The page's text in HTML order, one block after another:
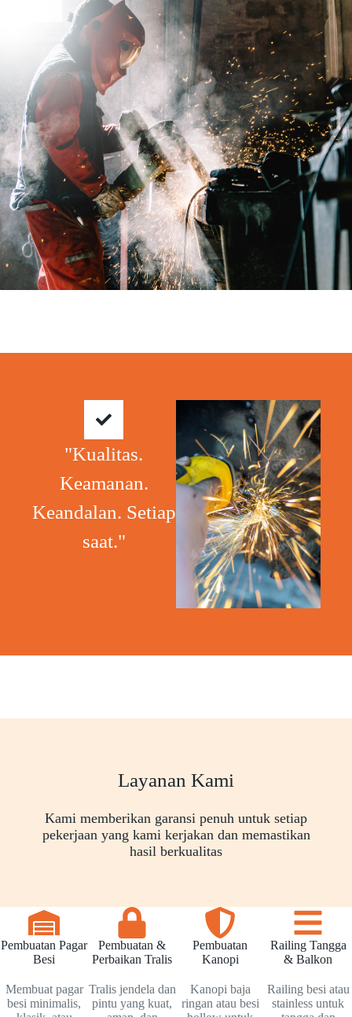
"Kualitas.
Keamanan.
Keandalan. Setiap
saat."
Layanan Kami
Kami memberikan garansi penuh untuk setiap
pekerjaan yang kami kerjakan dan memastikan
hasil berkualitas
Pembuatan Pagar
Besi
Membuat pagar
besi minimalis,
Pembuatan &
Perbaikan Tralis
Tralis jendela dan
pintu yang kuat,
Pembuatan
Kanopi
Kanopi baja
ringan atau besi
Railing Tangga
& Balkon
Railing besi atau
stainless untuk